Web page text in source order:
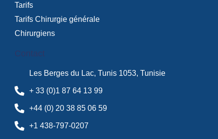
Tarifs
Tarifs Chirurgie générale
Chirurgiens
Contact
Les Berges du Lac, Tunis 1053, Tunisie
+ 33 (0)1 87 64 13 99
+44 (0) 20 38 85 06 59
+1 438-797-0207